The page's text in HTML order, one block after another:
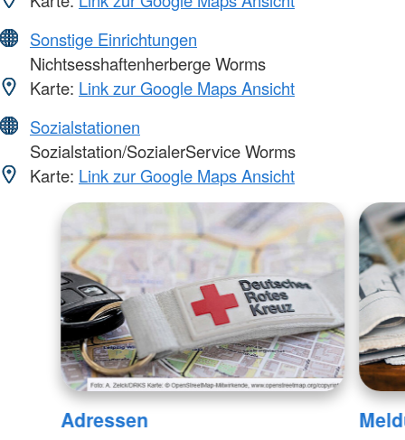
Sonstige Einrichtungen
Nichtsesshaftenherberge Worms
Karte: Link zur Google Maps Ansicht
Sozialstationen
Sozialstation/SozialerService Worms
Karte: Link zur Google Maps Ansicht
Adressen